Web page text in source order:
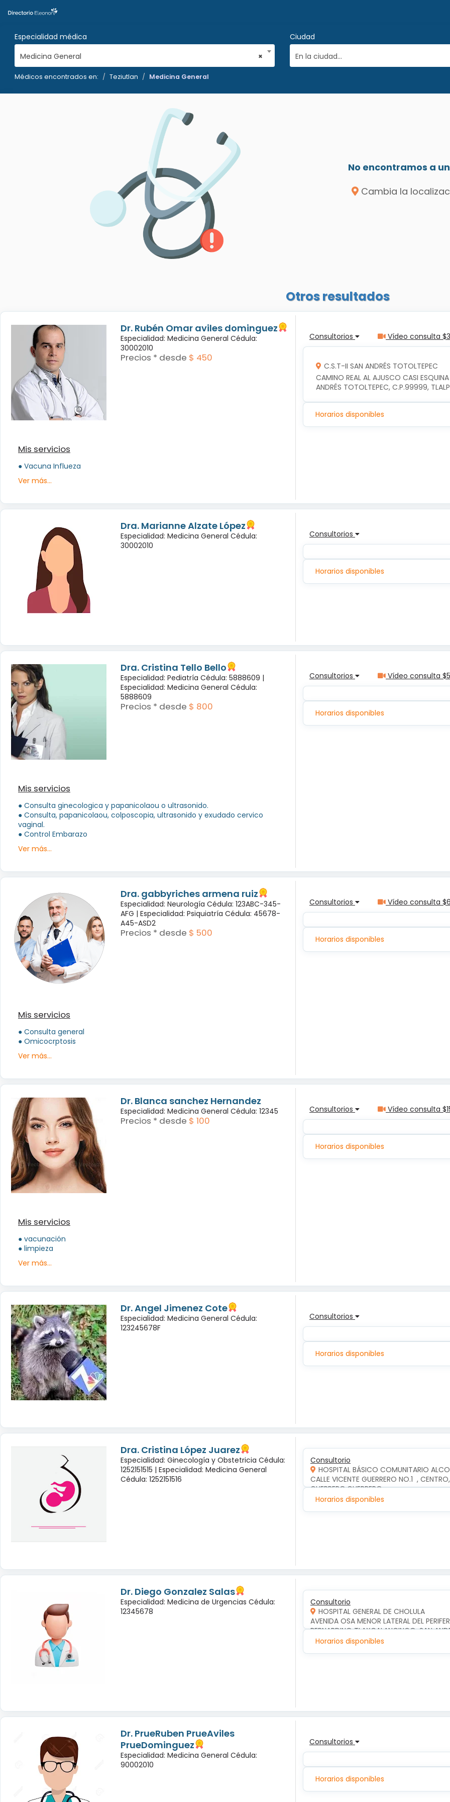
Especialidad médica
×
Medicina General
Ciudad
En la ciudad...
Médicos encontrados en: Teziutlan Medicina General
No encontramos a
Cambia la
Otros resultados
Dr. Rubén Omar aviles dominguez
Especialidad: Medicina General Cédula:
30002010
Precios * desde $ 450
Mis servicios
● Vacuna Influeza
Ver más...
Consultorios Vídeo consulta
C.S.T-II SAN ANDRÉS TOTOLTEPEC
CAMINO REAL AL AJUSCO CASI
ANDRÉS TOTOLTEPEC, C.P.99999,
Horarios disponibles
Dra. Marianne Alzate López
Especialidad: Medicina General Cédula:
30002010
Consultorios
Horarios disponibles
Dra. Cristina Tello Bello
Especialidad: Pediatría Cédula: 5888609 |
Especialidad: Medicina General Cédula:
5888609
Precios * desde $ 800
Mis servicios
● Consulta ginecologica y papanicolaou o ultrasonido.
● Consulta, papanicolaou, colposcopia, ultrasonido y exudado cervico
vaginal.
● Control Embarazo
Ver más...
Consultorios Vídeo consulta
Horarios disponibles
Dra. gabbyriches armena ruiz
Especialidad: Neurología Cédula: 123ABC-345-
AFG | Especialidad: Psiquiatría Cédula: 45678-
A45-ASD2
Precios * desde $ 500
Mis servicios
● Consulta general
● Omicocrptosis
Ver más...
Consultorios Vídeo consulta
Horarios disponibles
Dr. Blanca sanchez Hernandez
Especialidad: Medicina General Cédula: 12345
Precios * desde $ 100
Mis servicios
● vacunación
● limpieza
Ver más...
Consultorios Vídeo consulta
Horarios disponibles
Dr. Angel Jimenez Cote
Especialidad: Medicina General Cédula:
123245678F
Consultorios
Horarios disponibles
Dra. Cristina López Juarez
Especialidad: Ginecología y Obstetricia Cédula:
1252151515 | Especialidad: Medicina General
Cédula: 1252151516
Consultorio
HOSPITAL BÁSICO COMUNITARIO
CALLE VICENTE GUERRERO NO.1  ,
GUERRERO,GUERRERO
Horarios disponibles
Dr. Diego Gonzalez Salas
Especialidad: Medicina de Urgencias Cédula:
12345678
Consultorio
HOSPITAL GENERAL DE CHOLULA
AVENIDA OSA MENOR LATERAL DEL
BERNARDINO TLAXCALANCINGO, SAN
Horarios disponibles
Dr. PrueRuben PrueAviles
PrueDominguez
Especialidad: Medicina General Cédula:
90002010
Consultorios
Horarios disponibles